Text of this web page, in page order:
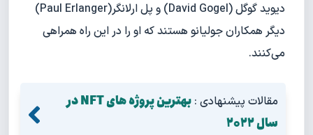
دیوید گوگل (David Gogel) و پل ارلانگر(Paul Erlanger)
دیگر همکاران جولیانو هستند که او را در این راه همراهی
می‌کنند.
مقالات پیشنهادی :
بهترین پروژه های NFT در
سال 2022